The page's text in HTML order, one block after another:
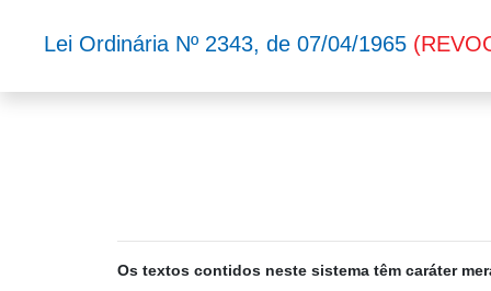
Os textos contidos neste sistema têm caráter
Lei Ordinária Nº 2343, de 07/04/1965